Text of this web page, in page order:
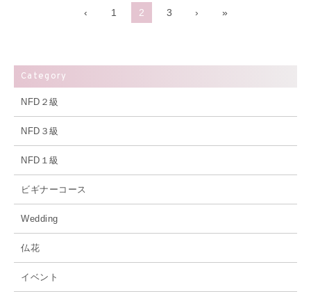
‹ 1 2 3 › »
Category
NFD２級
NFD３級
NFD１級
ビギナーコース
Wedding
仏花
イベント